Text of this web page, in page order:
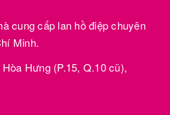
cung cấp lan hồ điệp chuyên
Minh.
Hưng (P.15, Q.10 cũ),